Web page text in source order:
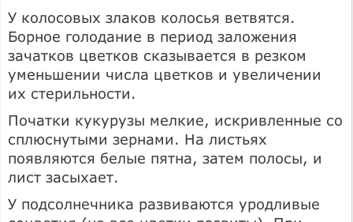
У колосовых злаков колосья ветвятся.
Борное голодание в период заложения
зачатков цветков сказывается в резком
уменьшении числа цветков и увеличении
их стерильности.
Початки кукурузы мелкие, искривленные со
сплюснутыми зернами. На листьях
появляются белые пятна, затем полосы, и
лист засыхает.
У подсолнечника развиваются уродливые